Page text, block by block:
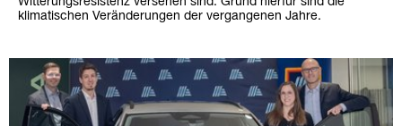
klimatischen Veränderungen der vergangenen Jahre.